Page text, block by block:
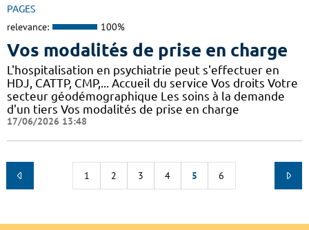
PAGES
relevance: 100%
Vos modalités de prise en charge
L'hospitalisation en psychiatrie peut s'effectuer en
HDJ, CATTP, CMP,... Accueil du service Vos droits Votre
secteur géodémographique Les soins à la demande
d'un tiers Vos modalités de prise en charge
17/06/2026 13:48
1 2 3 4 5 6